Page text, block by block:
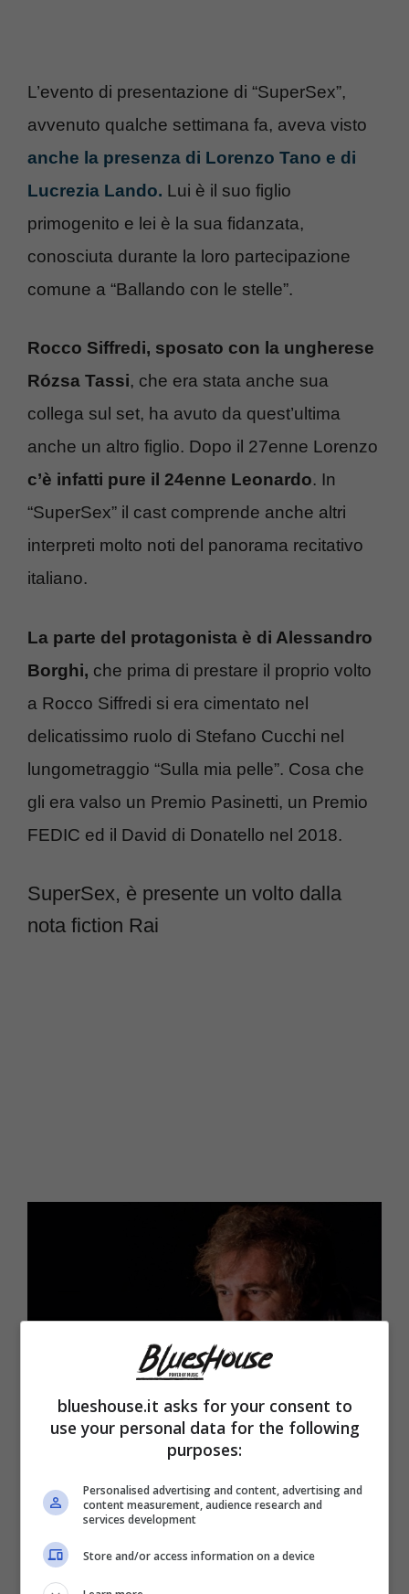
L’evento di presentazione di “SuperSex”,
avvenuto qualche settimana fa, aveva visto
anche la presenza di Lorenzo Tano e di
Lucrezia Lando. Lui è il suo figlio
primogenito e lei è la sua fidanzata,
conosciuta durante la loro partecipazione
comune a “Ballando con le stelle”.
Rocco Siffredi, sposato con la ungherese
Rózsa Tassi, che era stata anche sua
collega sul set, ha avuto da quest’ultima
anche un altro figlio. Dopo il 27enne Lorenzo
c’è infatti pure il 24enne Leonardo. In
“SuperSex” il cast comprende anche altri
interpreti molto noti del panorama recitativo
italiano.
La parte del protagonista è di Alessandro
Borghi, che prima di prestare il proprio volto
a Rocco Siffredi si era cimentato nel
delicatissimo ruolo di Stefano Cucchi nel
lungometraggio “Sulla mia pelle”. Cosa che
gli era valso un Premio Pasinetti, un Premio
FEDIC ed il David di Donatello nel 2018.
SuperSex, è presente un volto dalla
nota fiction Rai
Domenico Galasso (Blueshouse.it)
C’è poi Jasmine Trinca, che da “La stanza
conseguito diversi successi in ambito
blueshouse.it asks for your consent to
use your personal data for the following
purposes:
Personalised advertising and content, advertising and
content measurement, audience research and
services development
Store and/or access information on a device